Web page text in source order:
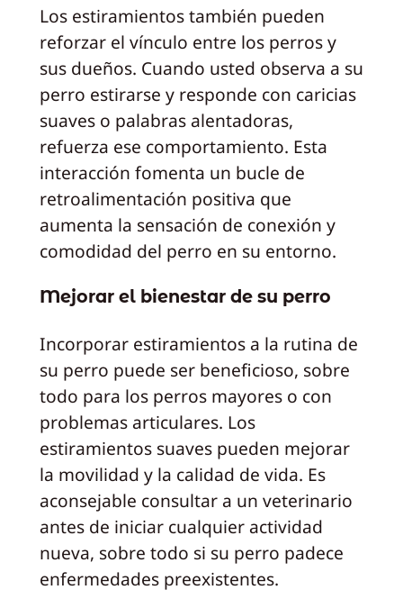
Los estiramientos también pueden
reforzar el vínculo entre los perros y
sus dueños. Cuando usted observa a su
perro estirarse y responde con caricias
suaves o palabras alentadoras,
refuerza ese comportamiento. Esta
interacción fomenta un bucle de
retroalimentación positiva que
aumenta la sensación de conexión y
comodidad del perro en su entorno.
Mejorar el bienestar de su perro
Incorporar estiramientos a la rutina de
su perro puede ser beneficioso, sobre
todo para los perros mayores o con
problemas articulares. Los
estiramientos suaves pueden mejorar
la movilidad y la calidad de vida. Es
aconsejable consultar a un veterinario
antes de iniciar cualquier actividad
nueva, sobre todo si su perro padece
enfermedades preexistentes.